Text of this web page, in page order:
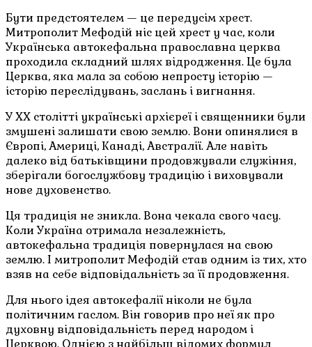
Бути предстоятелем — це передусім хрест.
Митрополит Мефодій ніс цей хрест у час, коли
Українська автокефальна православна церква
проходила складний шлях відродження. Це була
Церква, яка мала за собою непросту історію —
історію переслідувань, заслань і вигнання.
У ХХ столітті українські архієреї і священники були
змушені залишати свою землю. Вони опинялися в
Європі, Америці, Канаді, Австралії. Але навіть
далеко від батьківщини продовжували служіння,
зберігали богослужбову традицію і виховували
нове духовенство.
Ця традиція не зникла. Вона чекала свого часу.
Коли Україна отримала незалежність,
автокефальна традиція повернулася на свою
землю. І митрополит Мефодій став одним із тих, хто
взяв на себе відповідальність за її продовження.
Для нього ідея автокефалії ніколи не була
політичним гаслом. Він говорив про неї як про
духовну відповідальність перед народом і
Церквою. Однією з найбільш відомих формул